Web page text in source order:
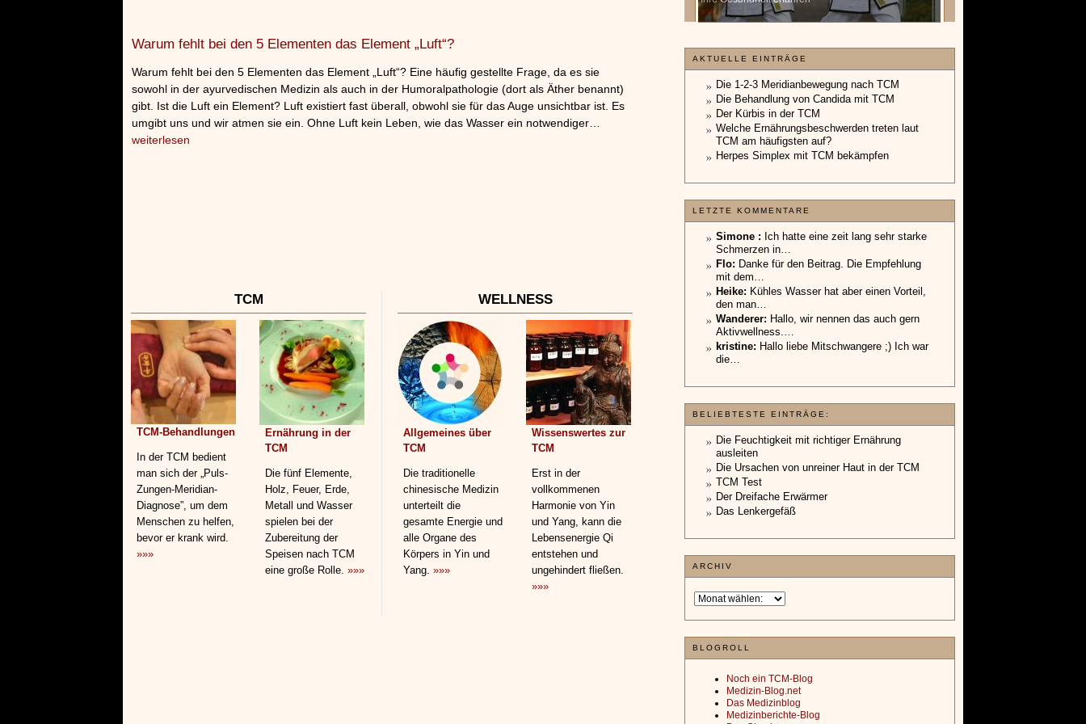
Warum fehlt bei den 5 Elementen das Element „Luft“?
Warum fehlt bei den 5 Elementen das Element „Luft“? Eine häufig gestellte Frage, da es sie
sowohl in der ayurvedischen Medizin als auch in der Humoralpathologie (dort als Äther benannt)
gibt. Ist die Luft ein Element? Luft existiert fast überall, obwohl sie für das Auge unsichtbar ist. Es
umgibt uns und wir atmen sie ein. Ohne Luft kein Leben, wie das Wasser ein notwendiger…
weiterlesen
TCM
TCM-Behandlungen
In der TCM bedient
man sich der „Puls-
Zungen-Meridian-
Diagnose”, um dem
Menschen zu helfen,
bevor er krank wird.
»»»
Ernährung in der
TCM
Die fünf Elemente,
Holz, Feuer, Erde,
Metall und Wasser
spielen bei der
Zubereitung der
Speisen nach TCM
eine große Rolle. »»»
WELLNESS
Allgemeines über
TCM
Die traditionelle
chinesische Medizin
unterteilt die
gesamte Energie und
alle Organe des
Körpers in Yin und
Yang. »»»
Wissenswertes zur
TCM
Erst in der
vollkommenen
Harmonie von Yin
und Yang, kann die
Lebensenergie Qi
entstehen und
ungehindert fließen.
»»»
»»»
»»»
AKTUELLE EINTRÄGE
Die 1-2-3 Meridianbewegung nach TCM
Die Behandlung von Candida mit TCM
Der Kürbis in der TCM
Welche Ernährungsbeschwerden treten laut
TCM am häufigsten auf?
Herpes Simplex mit TCM bekämpfen
LETZTE KOMMENTARE
Simone : Ich hatte eine zeit lang sehr starke
Schmerzen in…
Flo: Danke für den Beitrag. Die Empfehlung
mit dem…
Heike: Kühles Wasser hat aber einen Vorteil,
den man…
Wanderer: Hallo, wir nennen das auch gern
Aktivwellness.…
kristine: Hallo liebe Mitschwangere ;) Ich war
die…
BELIEBTESTE EINTRÄGE:
Die Feuchtigkeit mit richtiger Ernährung
ausleiten
Die Ursachen von unreiner Haut in der TCM
TCM Test
Der Dreifache Erwärmer
Das Lenkergefäß
ARCHIV
BLOGROLL
Noch ein TCM-Blog
Medizin-Blog.net
Das Medizinblog
Medizinberichte-Blog